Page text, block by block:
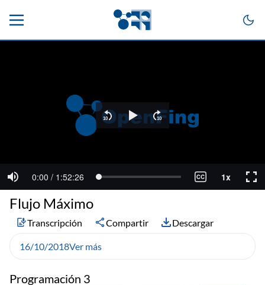
Programación 3
Flujo Máximo
Transcripción Compartir Descargar
16/10/2018Ver más